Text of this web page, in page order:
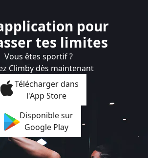
pour
tes limites
Vous êtes sportif ?
Climby dès maintenant
Télécharger dans
l'App Store
Disponible sur
Google Play